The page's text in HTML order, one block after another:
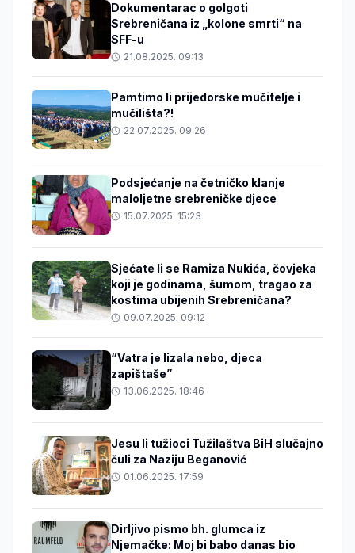
Dokumentarac o golgoti
Srebreničana iz „kolone smrti“ na
SFF-u
21.08.2025. 09:13
Pamtimo li prijedorske mučitelje i
mučilišta?!
22.07.2025. 09:26
Podsjećanje na četničko klanje
maloljetne srebreničke djece
15.07.2025. 15:23
Sjećate li se Ramiza Nukića, čovjeka
koji je godinama, šumom, tragao za
kostima ubijenih Srebreničana?
09.07.2025. 09:12
“Vatra je lizala nebo, djeca
zapištaše”
13.06.2025. 18:46
Jesu li tužioci Tužilaštva BiH slučajno
čuli za Naziju Beganović
01.06.2025. 17:59
Dirljivo pismo bh. glumca iz
Njemačke: Moj bi babo danas bio